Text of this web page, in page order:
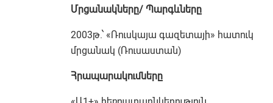
Մրցանակները/ Պարգևները
2003թ.՝ «Ռուսկայա գազետայի» հատուկ
մրցանակ (Ռուսաստան)
Հրապարակումները